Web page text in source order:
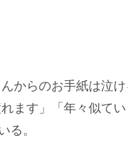
からのお手紙は泣け
ます」「年々似て
る。